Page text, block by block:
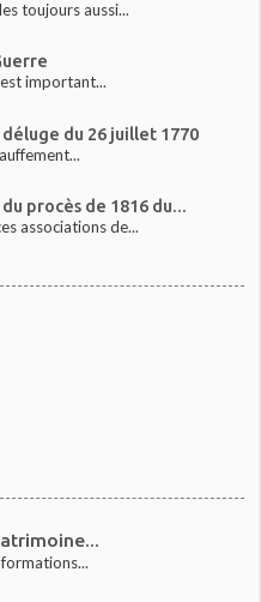
toujours aussi...
important...
du 26 juillet 1770
procès de 1816 du...
associations de...